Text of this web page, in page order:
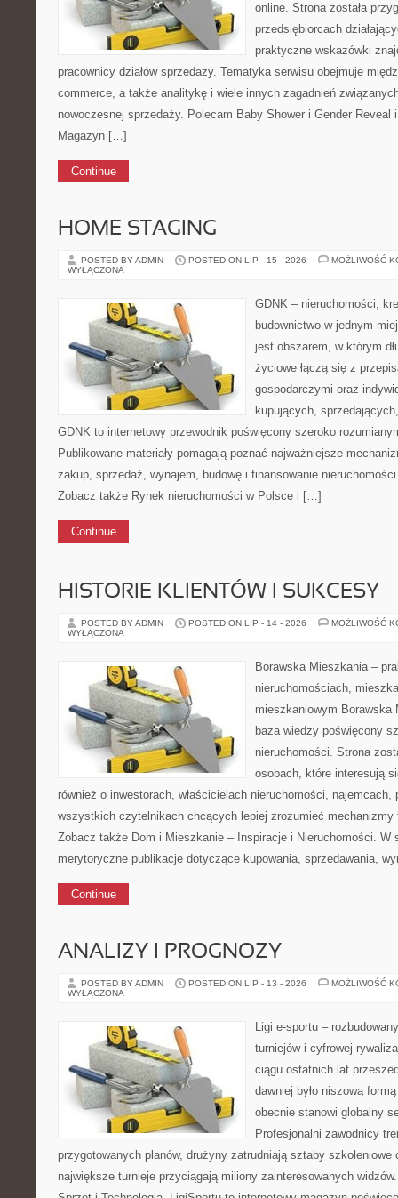
online. Strona została
przedsiębiorcach
praktyczne wskazówki
pracownicy działów sprzedaży. Tematyka serwisu obejmuje
commerce, a także analitykę i wiele innych zagadnień
nowoczesnej sprzedaży. Polecam Baby Shower i Gender Reveal
Magazyn […]
Continue
HOME STAGING
POSTED BY ADMIN POSTED ON LIP - 15 - 2026
MOŻLIWOŚĆ
WYŁĄCZONA
GDNK – nieruchomości,
budownictwo w jednym
jest obszarem, w którym
życiowe łączą się z
gospodarczymi oraz
kupujących,
GDNK to internetowy przewodnik poświęcony szeroko
Publikowane materiały pomagają poznać najważniejsze
zakup, sprzedaż, wynajem, budowę i finansowanie
Zobacz także Rynek nieruchomości w Polsce i […]
Continue
HISTORIE KLIENTÓW I SUKCESY
POSTED BY ADMIN POSTED ON LIP - 14 - 2026
MOŻLIWOŚĆ
WYŁĄCZONA
Borawska Mieszkania –
nieruchomościach,
mieszkaniowym Borawska
baza wiedzy poświęcony
nieruchomości. Strona
osobach, które interesują
również o inwestorach, właścicielach nieruchomości, najemcach,
wszystkich czytelnikach chcących lepiej zrozumieć mechanizmy
Zobacz także Dom i Mieszkanie – Inspiracje i Nieruchomości. W
merytoryczne publikacje dotyczące kupowania, sprzedawania,
Continue
ANALIZY I PROGNOZY
POSTED BY ADMIN POSTED ON LIP - 13 - 2026
MOŻLIWOŚĆ
WYŁĄCZONA
Ligi e-sportu –
turniejów i cyfrowej
ciągu ostatnich lat
dawniej było niszową
obecnie stanowi globalny
Profesjonalni zawodnicy
przygotowanych planów, drużyny zatrudniają sztaby szkoleniowe
największe turnieje przyciągają miliony zainteresowanych